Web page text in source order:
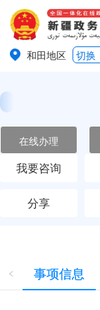
和田地区 切换
在线办理
我要咨询
分享
事项信息